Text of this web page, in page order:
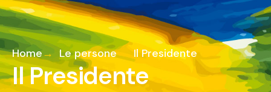
Home Le persone Il Presidente
Il Presidente